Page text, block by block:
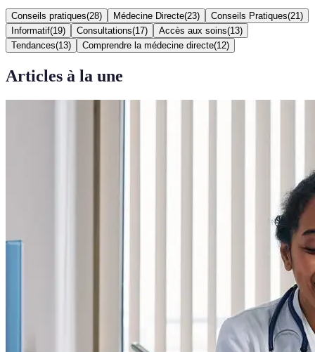
Conseils pratiques(28) Médecine Directe(23) Conseils Pratiques(21 )
Informatif(19) Consultations(17) Accès aux soins(13)
Tendances(13) Comprendre la médecine directe(12)
Articles à la une